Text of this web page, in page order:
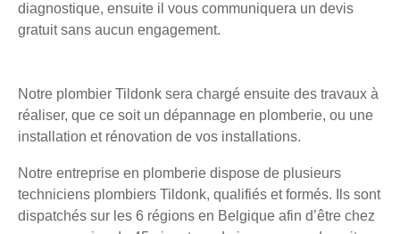
diagnostique, ensuite il vous communiquera un devis
gratuit sans aucun engagement.
Notre plombier Tildonk sera chargé ensuite des travaux à
réaliser, que ce soit un dépannage en plomberie, ou une
installation et rénovation de vos installations.
Notre entreprise en plomberie dispose de plusieurs
techniciens plombiers Tildonk, qualifiés et formés. Ils sont
dispatchés sur les 6 régions en Belgique afin d’être chez